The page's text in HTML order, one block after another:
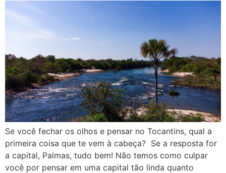
Se você fechar os olhos e pensar no Tocantins, qual a
primeira coisa que te vem à cabeça? Se a resposta for
a capital, Palmas, tudo bem! Não temos como culpar
você por pensar em uma capital tão linda quanto